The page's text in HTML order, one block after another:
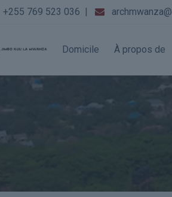
+255 769 523 036 |
Domicile À propos de